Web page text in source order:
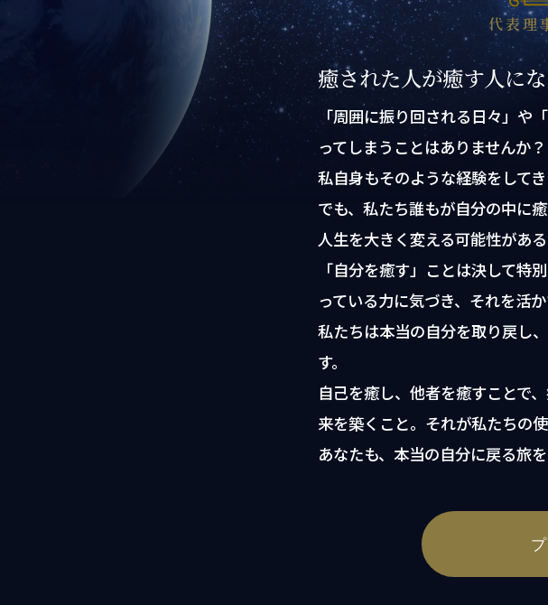
代表理
癒された人が癒す人に
「周囲に振り回される日々」や
ってしまうことはありませんか？
私自身もそのような経験をしてき
でも、私たち誰もが自分の中に
人生を大きく変える可能性がある
「自分を癒す」ことは決して特
っている力に気づき、それを活
私たちは本当の自分を取り戻し
す。
自己を癒し、他者を癒すことで
来を築くこと。それが私たちの使
あなたも、本当の自分に戻る旅